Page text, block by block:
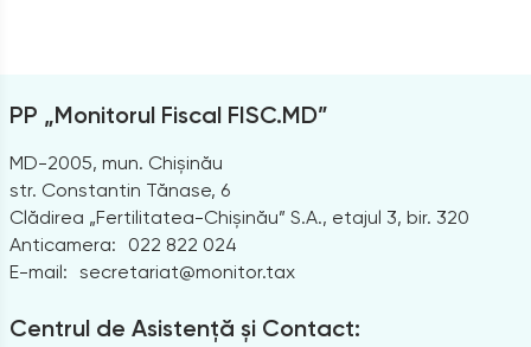
PP „Monitorul Fiscal FISC.MD”
MD-2005, mun. Chișinău
str. Constantin Tănase, 6
Clădirea „Fertilitatea-Chișinău” S.A., etajul 3, bir. 320
Anticamera:
022 822 024
E-mail: secretariat@monitor.tax
Centrul de Asistență și Contact: